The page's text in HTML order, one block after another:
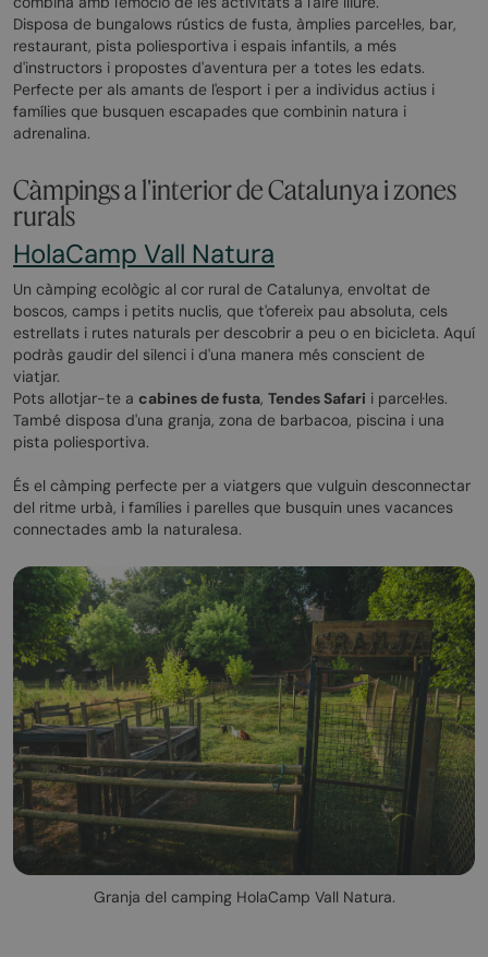
Disposa de bungalows rústics de fusta, àmplies parcel·les, bar,
restaurant, pista poliesportiva i espais infantils, a més
d'instructors i propostes d'aventura per a totes les edats.
Perfecte per als amants de l'esport i per a individus actius i
famílies que busquen escapades que combinin natura i
adrenalina.
Càmpings a l'interior de Catalunya i zones
rurals
HolaCamp Vall Natura
Un càmping ecològic al cor rural de Catalunya, envoltat de
boscos, camps i petits nuclis, que t'ofereix pau absoluta, cels
estrellats i rutes naturals per descobrir a peu o en bicicleta. Aquí
podràs gaudir del silenci i d'una manera més conscient de
viatjar.
Pots allotjar-te a cabines de fusta, Tendes Safari i parcel·les.
També disposa d'una granja, zona de barbacoa, piscina i una
pista poliesportiva.
És el càmping perfecte per a viatgers que vulguin desconnectar
del ritme urbà, i famílies i parelles que busquin unes vacances
connectades amb la naturalesa.
Granja del camping HolaCamp Vall Natura.